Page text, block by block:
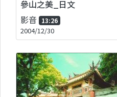
參山之美_日文
影音 13:26
2004/12/30